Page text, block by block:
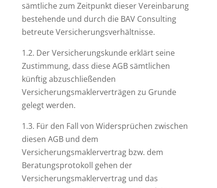
sämtliche zum Zeitpunkt dieser Vereinbarung
bestehende und durch die BAV Consulting
betreute Versicherungsverhältnisse.
1.2. Der Versicherungskunde erklärt seine
Zustimmung, dass diese AGB sämtlichen
künftig abzuschließenden
Versicherungsmaklerverträgen zu Grunde
gelegt werden.
1.3. Für den Fall von Widersprüchen zwischen
diesen AGB und dem
Versicherungsmaklervertrag bzw. dem
Beratungsprotokoll gehen der
Versicherungsmaklervertrag und das